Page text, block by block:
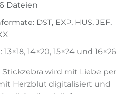
Dateien
DST, EXP, HUS, JEF,
14×20, 15×24 und 16×26
wird mit Liebe per
Herzblut digitalisiert und